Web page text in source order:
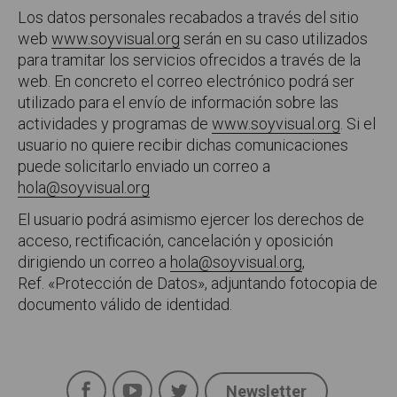
Los datos personales recabados a través del sitio
web www.soyvisual.org serán en su caso utilizados
para tramitar los servicios ofrecidos a través de la
web. En concreto el correo electrónico podrá ser
utilizado para el envío de información sobre las
actividades y programas de www.soyvisual.org . Si el
usuario no quiere recibir dichas comunicaciones
puede solicitarlo enviado un correo a
hola@soyvisual.org
El usuario podrá asimismo ejercer los derechos de
acceso, rectificación, cancelación y oposición
dirigiendo un correo a hola@soyvisual.org,
Ref. «Protección de Datos», adjuntando fotocopia de
documento válido de identidad.
FacebookYouTubeTwitter
Newsletter